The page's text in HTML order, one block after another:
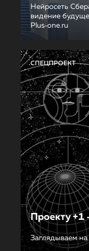
Нейросеть
видение
Plus‑one.ru
СПЕЦПРОЕКТ
Проекту +1
Заглядываем на